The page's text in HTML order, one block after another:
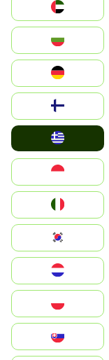
الإمارات العربية المتحدة
Switzerland
Deutschland
United Kingdom
Magyarország
South Korea